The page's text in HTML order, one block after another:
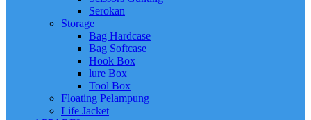
Serokan
Storage
Bag Hardcase
Bag Softcase
Hook Box
lure Box
Tool Box
Floating Pelampung
Life Jacket